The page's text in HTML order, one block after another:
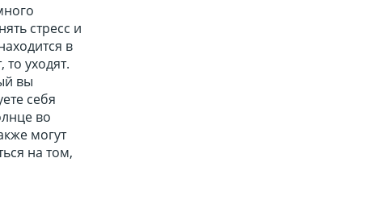
стресс и
в
уходят.
вы
себя
во
могут
на том,